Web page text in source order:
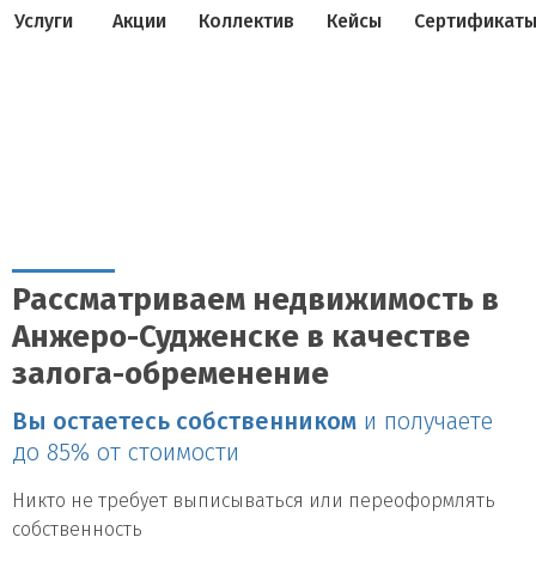
Услуги Акции Коллектив Кейсы Сертификаты
Рассматриваем недвижимость в
Анжеро-Судженске в качестве
залога-обременение
Вы остаетесь собственником и получаете
до 85% от стоимости
Никто не требует выписываться или переоформлять
собственность